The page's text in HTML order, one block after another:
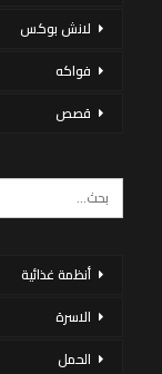
لانش بوكس
فواكه
قصص
أنظمة غذائية
الاسرة
الحمل